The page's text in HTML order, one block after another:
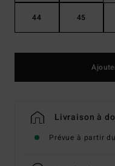
44 45
Livraison à
Prévue à partir du